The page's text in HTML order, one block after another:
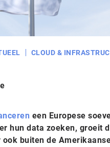
CLOUD &
een Europese
hun data zoeken, groeit
buiten de